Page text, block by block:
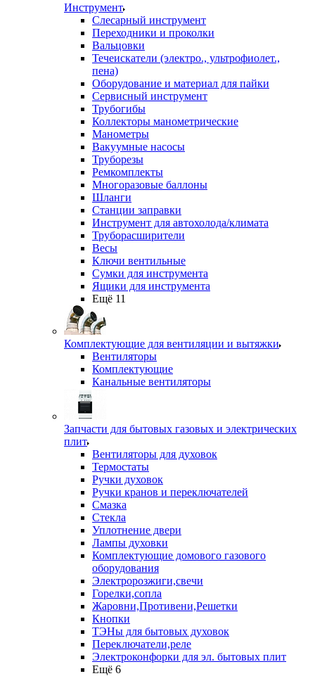
Инструмент
Слесарный инструмент
Переходники и проколки
Вальцовки
Течеискатели (электро., ультрофиолет.,
пена)
Оборудование и материал для пайки
Сервисный инструмент
Трубогибы
Коллекторы манометрические
Манометры
Вакуумные насосы
Труборезы
Ремкомплекты
Многоразовые баллоны
Шланги
Станции заправки
Инструмент для автохолода/климата
Труборасширители
Весы
Ключи вентильные
Сумки для инструмента
Ящики для инструмента
Ещё 11
Комплектующие для вентиляции и вытяжки
Вентиляторы
Комплектующие
Канальные вентиляторы
Запчасти для бытовых газовых и электрических
плит
Вентиляторы для духовок
Термостаты
Ручки духовок
Ручки кранов и переключателей
Смазка
Стекла
Уплотнение двери
Лампы духовки
Комплектующие домового газового
оборудования
Электророзжиги,свечи
Горелки,сопла
Жаровни,Противени,Решетки
Кнопки
ТЭНы для бытовых духовок
Переключатели,реле
Электроконфорки для эл. бытовых плит
Ещё 6